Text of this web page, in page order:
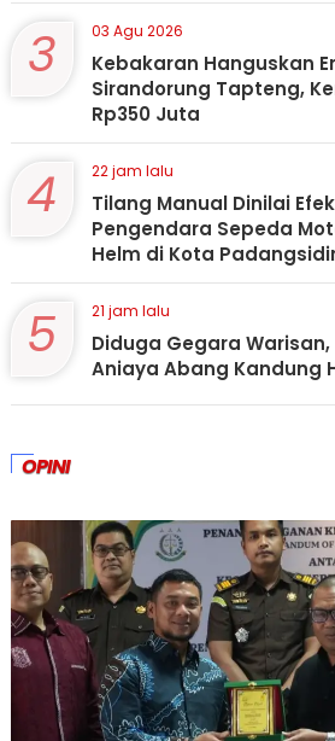
3 03 Agu 2026
Kebakaran Hanguskan
Sirandorung Tapteng,
Rp350 Juta
4 22 jam lalu
Tilang Manual Dinilai
Pengendara Sepeda
Helm di Kota
5 21 jam lalu
Diduga Gegara
Aniaya Abang Kandung
OPINI